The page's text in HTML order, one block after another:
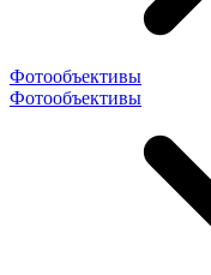
Фотообъективы
Фотообъективы